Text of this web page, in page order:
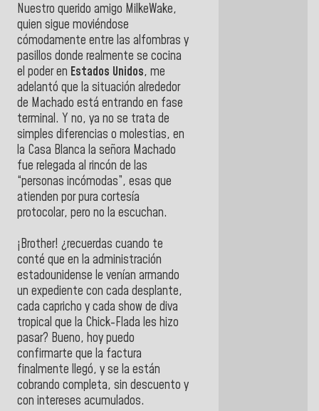
Nuestro querido amigo MilkeWake,
quien sigue moviéndose
cómodamente entre las alfombras y
pasillos donde realmente se cocina
el poder en Estados Unidos, me
adelantó que la situación alrededor
de Machado está entrando en fase
terminal. Y no, ya no se trata de
simples diferencias o molestias, en
la Casa Blanca la señora Machado
fue relegada al rincón de las
“personas incómodas”, esas que
atienden por pura cortesía
protocolar, pero no la escuchan.
¡Brother! ¿recuerdas cuando te
conté que en la administración
estadounidense le venían armando
un expediente con cada desplante,
cada capricho y cada show de diva
tropical que la Chick-Flada les hizo
pasar? Bueno, hoy puedo
confirmarte que la factura
finalmente llegó, y se la están
cobrando completa, sin descuento y
con intereses acumulados.